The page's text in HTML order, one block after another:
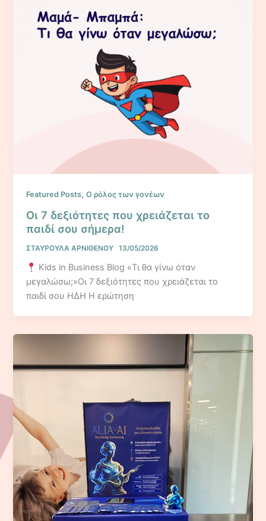
Featured Posts,Ο ρόλος των γονέων
Οι 7 δεξιότητες που χρειάζεται το
παιδί σου σήμερα!
ΣΤΑΥΡΟΥΛΑ ΑΡΝΙΘΕΝΟΥ 13/05/2026
Kids in Business Blog «Τι θα γίνω όταν
μεγαλώσω;»Οι 7 δεξιότητες που χρειάζεται το
παιδί σου ΗΔΗ Η ερώτηση